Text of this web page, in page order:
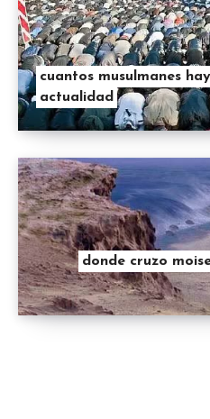
cuantos musulmanes
actualidad
donde cruzo